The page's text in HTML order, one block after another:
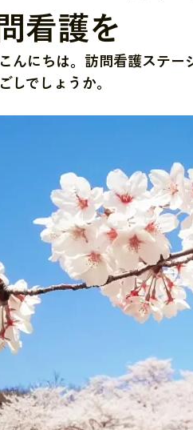
看護を
んにちは。訪問看護ステー
しでしょうか。